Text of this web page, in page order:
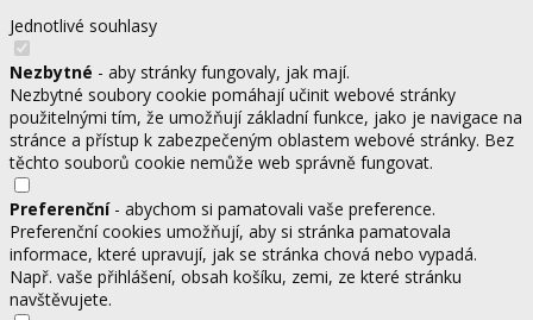
Jednotlivé souhlasy
Nezbytné - aby stránky fungovaly, jak mají.
Nezbytné soubory cookie pomáhají učinit webové stránky
použitelnými tím, že umožňují základní funkce, jako je navigace na
stránce a přístup k zabezpečeným oblastem webové stránky. Bez
těchto souborů cookie nemůže web správně fungovat.
Preferenční- abychom si pamatovali vaše preference.
Preferenční cookies umožňují, aby si stránka pamatovala
informace, které upravují, jak se stránka chová nebo vypadá.
Např. vaše přihlášení, obsah košíku, zemi, ze které stránku
navštěvujete.